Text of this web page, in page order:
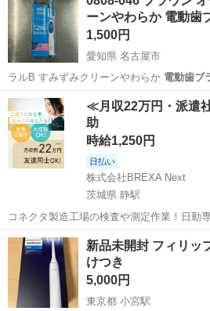
ーンやわらか 電動歯
1,500円
愛知県 名古屋市
ラルB すみずみクリーンやわらか 電動歯ブ
愛知 名古屋市 生活家電 オーラ
≪月収22万円・派遣
助
時給1,250円
日払い
株式会社BREXA Next
茨城県 静駅
コネクタ製造工場の検査や測定作業！日勤
日128日★クリーンルーム内作業★マイカー
★就業先食堂利用可！日払い制度あり！《茨城
工場のお仕事 ◇コネクタ製造工...
茨城 常陸大宮市 静駅 その他
新品未開封 フィリ
けつき
5,000円
東京都 小宮駅